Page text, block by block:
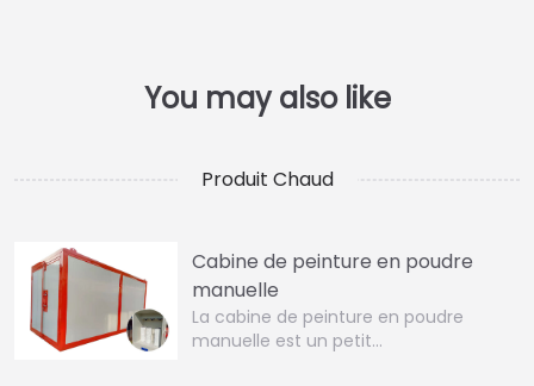
Produit Chaud
Cabine de peinture en poudre
manuelle
La cabine de peinture en poudre
manuelle est un petit…